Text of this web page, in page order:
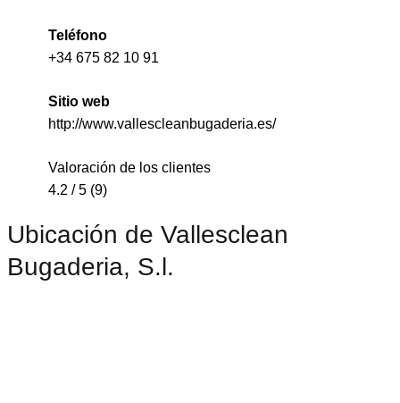
Teléfono
+34 675 82 10 91
Sitio web
http://www.vallescleanbugaderia.es/
Valoración de los clientes
4.2 / 5 (9)
Ubicación de Vallesclean
Bugaderia, S.l.